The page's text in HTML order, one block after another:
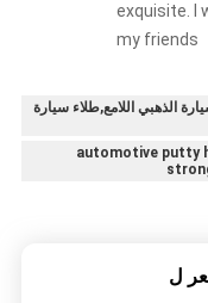
exquisite. I
my friends
الذهبي اللامع,طلاء سيارة
automotive putty
ل